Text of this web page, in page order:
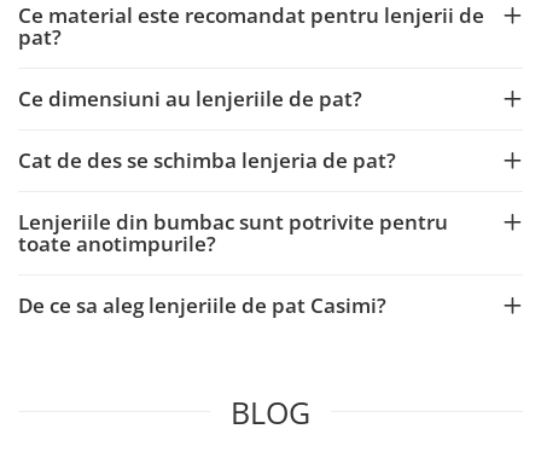
Ce material este recomandat pentru lenjerii de
pat?
Ce dimensiuni au lenjeriile de pat?
Cat de des se schimba lenjeria de pat?
Lenjeriile din bumbac sunt potrivite pentru
toate anotimpurile?
De ce sa aleg lenjeriile de pat Casimi?
BLOG